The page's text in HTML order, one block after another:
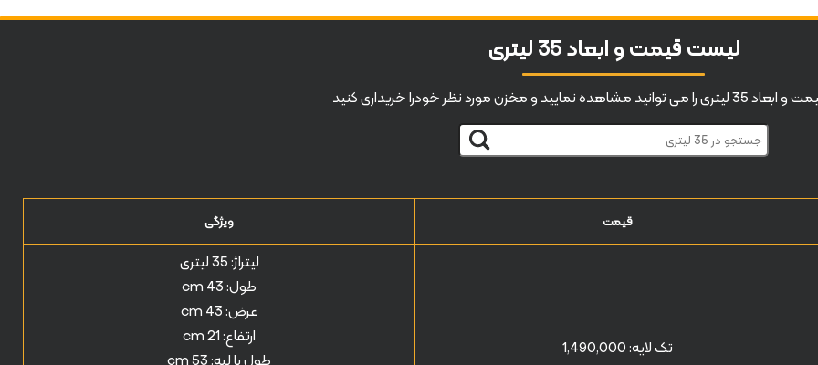
لیست قیمت و ابعاد 35 لیتری
و مخزن مورد نظر خودرا خریداری کنید
قیمت ویژگی
تک لایه:1,490,000
لیتراژ: 35 لیتری
طول: 43 cm
عرض: 43 cm
ارتفاع: 21 cm
طول با لبه: 53 cm